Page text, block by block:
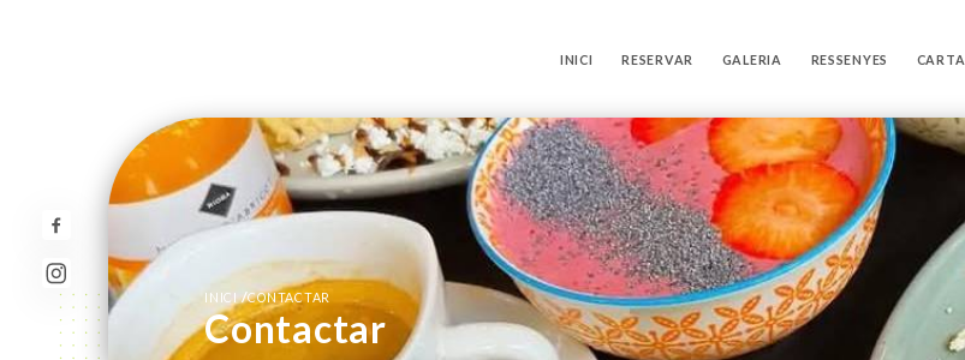
INICI RESERVAR GALERIA RESSENYES CARTA
INICI/CONTACTAR
Contactar